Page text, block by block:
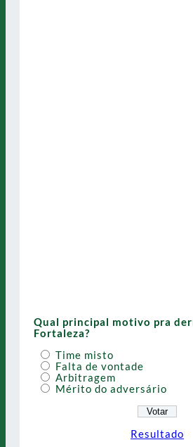
Qual principal motivo pra
Fortaleza?
Time misto
Falta de vontade
Arbitragem
Mérito do adversário
Resultado